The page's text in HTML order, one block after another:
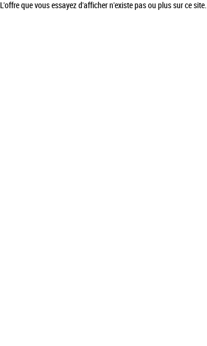
L'offre que vous essayez d'afficher n'existe pas ou plus sur ce site.